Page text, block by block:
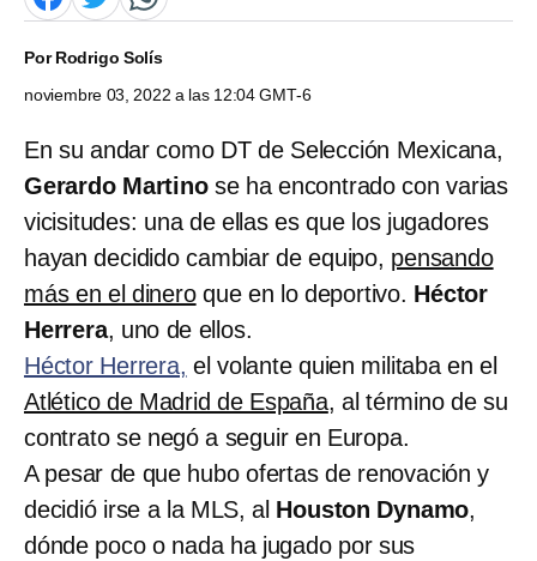
PorRodrigo Solís
noviembre 03, 2022 a las 12:04 GMT-6
En su andar como DT de Selección Mexicana,
Gerardo Martinose ha encontrado con varias
vicisitudes: una de ellas es que los jugadores
hayan decidido cambiar de equipo, pensando
más en el dineroque en lo deportivo. Héctor
Herrera, uno de ellos.
Héctor Herrera, el volante quien militaba en el
Atlético de Madrid de España, al término de su
contrato se negó a seguir en Europa.
A pesar de que hubo ofertas de renovación y
decidió irse a la MLS, al Houston Dynamo,
dónde poco o nada ha jugado por sus